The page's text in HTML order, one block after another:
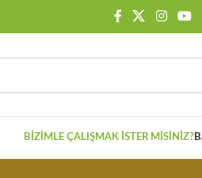
BIZIMLE ÇALIŞMAK İSTER MISINIZ?